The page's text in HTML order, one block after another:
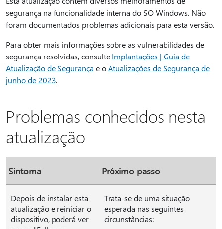
segurança na funcionalidade interna do SO Windows. Não
foram documentados problemas adicionais para esta versão.
Para obter mais informações sobre as vulnerabilidades de
segurança resolvidas, consulte Implantações | Guia de
Atualização de Segurança e oAtualizações de Segurança de
junho de 2023.
Problemas conhecidos nesta
atualização
Sintoma Próximo passo
Depois de instalar esta
atualização e reiniciar o
dispositivo, poderá ver
Trata-se de uma situação
esperada nas seguintes
circunstâncias: